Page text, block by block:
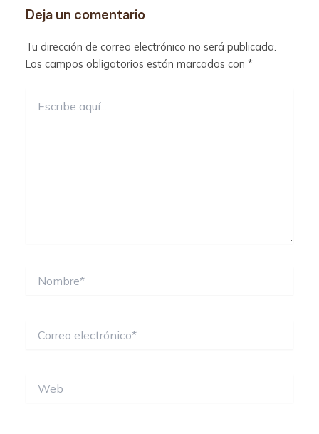
Deja un comentario
Tu dirección de correo electrónico no será publicada.
Los campos obligatorios están marcados con*
aquí...
electrónico*